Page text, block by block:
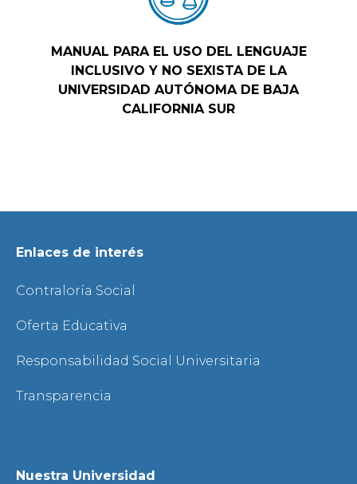
MANUAL PARA EL USO DEL LENGUAJE
INCLUSIVO Y NO SEXISTA DE LA
UNIVERSIDAD AUTÓNOMA DE BAJA
CALIFORNIA SUR
Enlaces de interés
Contraloría Social
Oferta Educativa
Responsabilidad Social Universitaria
Transparencia
Nuestra Universidad